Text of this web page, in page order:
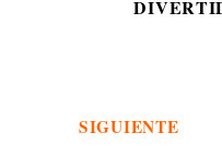
SIGUIENTE